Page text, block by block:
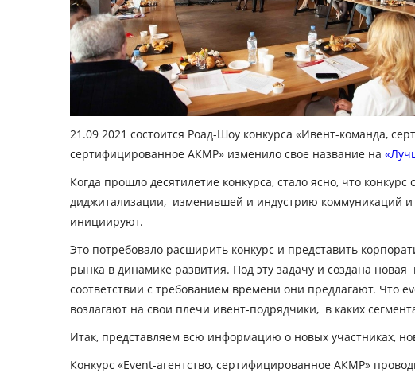
21.09 2021 состоится Роад-Шоу конкурса «Ивент-команда,
сертифицированное АКМР» изменило свое название на
Когда прошло десятилетие конкурса, стало ясно, что
диджитализации, изменившей и индустрию коммуникаций
инициируют.
Это потребовало расширить конкурс и представить
рынка в динамике развития. Под эту задачу и создана
соответствии с требованием времени они предлагают. Что
возлагают на свои плечи ивент-подрядчики, в каких
Итак, представляем всю информацию о новых участниках,
Конкурс «Event-агентство, сертифицированное АКМР»